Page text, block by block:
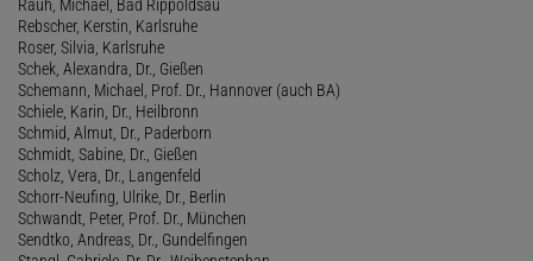
Rauh, Michael, Bad Rippoldsau
Rebscher, Kerstin, Karlsruhe
Roser, Silvia, Karlsruhe
Schek, Alexandra, Dr., Gießen
Schemann, Michael, Prof. Dr., Hannover (auch BA)
Schiele, Karin, Dr., Heilbronn
Schmid, Almut, Dr., Paderborn
Schmidt, Sabine, Dr., Gießen
Scholz, Vera, Dr., Langenfeld
Schorr-Neufing, Ulrike, Dr., Berlin
Schwandt, Peter, Prof. Dr., München
Sendtko, Andreas, Dr., Gundelfingen